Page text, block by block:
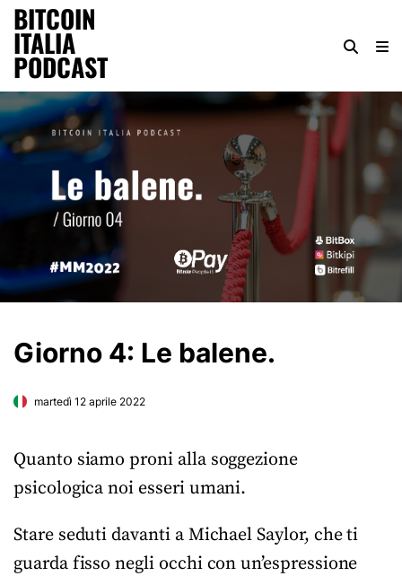
BITCOIN
ITALIA
PODCAST
Giorno 4: Le balene.
martedì 12 aprile 2022
Quanto siamo proni alla soggezione
psicologica noi esseri umani.
Stare seduti davanti a Michael Saylor, che ti
guarda fisso negli occhi con un’espressione